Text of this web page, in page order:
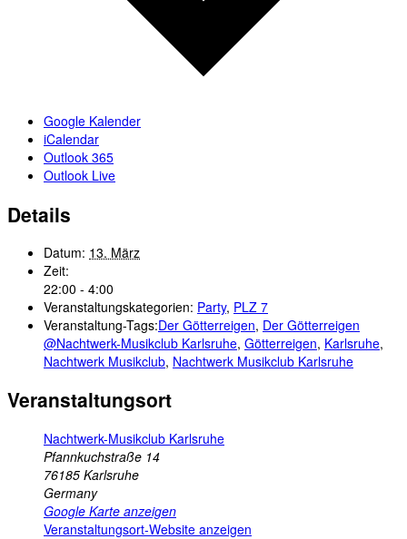
Google Kalender
iCalendar
Outlook 365
Outlook Live
Details
Datum: 13. März
Zeit:
22:00 - 4:00
Veranstaltungskategorien: Party, PLZ 7
Veranstaltung-Tags:Der Götterreigen, Der Götterreigen
@Nachtwerk-Musikclub Karlsruhe, Götterreigen, Karlsruhe,
Nachtwerk Musikclub, Nachtwerk Musikclub Karlsruhe
Veranstaltungsort
Nachtwerk-Musikclub Karlsruhe
Pfannkuchstraße 14
76185 Karlsruhe
Germany
Google Karte anzeigen
Veranstaltungsort-Website anzeigen